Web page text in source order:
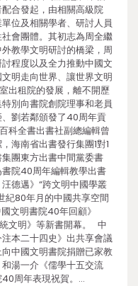
合發起，由相關高級院
位及相關學者、研討人員
會團體。其初志為周全繼
教學文明研討的橋梁，周
程度以及全力推動中國文
明走向世界、讓世界文明
出租院的發展，離不開歷
別向書院創院理事和老員
劉若鄰頒發了40周年貢
科全書出書社副總編輯曾
海南省出書發行集團1對1
團東方出書中間黨委書
院40周年編輯教學出書
德邁》“跨文明中國學叢
紀80年月的中國共享空間
文明書院40年回顧》
文明》等新書開幕。 中
本二十四史》出共享會議
中國文明書院捐贈已家教
湯一介《儒學十五交流
周年表現祝賀。…